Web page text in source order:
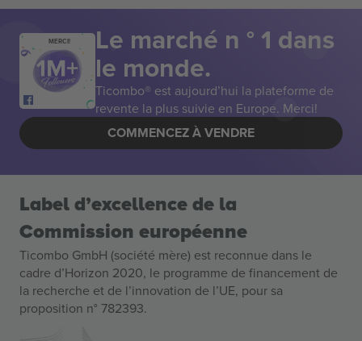
MERCI! Le marché n ° 1 dans
le monde.
Ticombo® est aujourd’hui la plateforme de
revente la plus suivie en Europe. Merci!
COMMENCEZ À VENDRE
Label d’excellence de la
Commission européenne
Ticombo GmbH (société mère) est reconnue dans le
cadre d’Horizon 2020, le programme de financement de
la recherche et de l’innovation de l’UE, pour sa
proposition n° 782393.